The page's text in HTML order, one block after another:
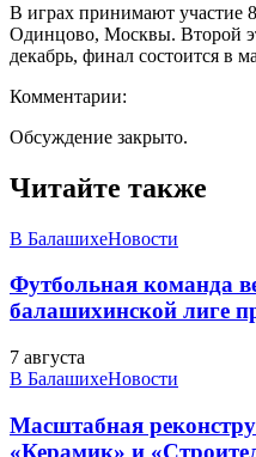
В играх принимают участие
Одинцово, Москвы. Второй
декабрь, финал состоится в
Комментарии:
Обсуждение закрыто.
Читайте также
В БалашихеНовости
Футбольная команда
балашихинской лиге
7 августа
В БалашихеНовости
Масштабная
«Керамик» и